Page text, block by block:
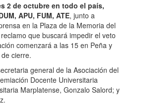
2 de octubre en todo el país,
APU, FUM, ATE, junto a
en la Plaza de la Memoria del
que buscará impedir el veto
comenzará a las 15 en Peña y
cierre.
general de la Asociación del
Docente Universitaria
Marplatense, Gonzalo Salord; y